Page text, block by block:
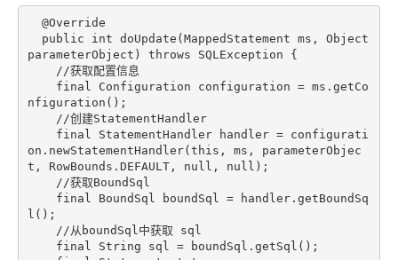
@Override
public
int doUpdate (MappedStatement ms, Object
parameterObject)
throws SQLException {
//获取配置信息
final
Configuration configuration = ms.getCo
nfiguration();
//创建StatementHandler
final
StatementHandler handler = configurati
on.newStatementHandler(this , ms, parameterObjec
t, RowBounds.DEFAULT, null , null );
//获取BoundSql
final
BoundSql boundSql = handler.getBoundSq
l();
//从boundSql中获取 sql
final
String sql = boundSql.getSql();